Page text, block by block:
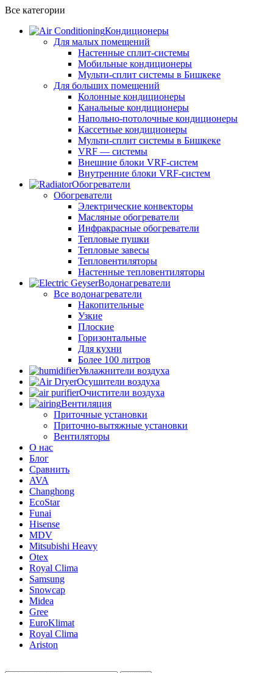
Все категории
Кондиционеры
Для малых помещений
Настенные сплит-системы
Мобильные кондиционеры
Мульти-сплит системы в Бишкеке
Для больших помещений
Колонные кондиционеры
Канальные кондиционеры
Напольно-потолочные кондиционеры
Кассетные кондиционеры
Мульти-сплит системы в Бишкеке
VRF — системы
Внешние блоки VRF-систем
Внутренние блоки VRF-систем
Обогреватели
Обогреватели
Электрические конвекторы
Масляные обогреватели
Инфракрасные обогреватели
Тепловые пушки
Тепловые завесы
Тепловентиляторы
Настенные тепловентиляторы
Водонагреватели
Все водонагреватели
Накопительные
Узкие
Плоские
Горизонтальные
Для кухни
Более 100 литров
Увлажнители воздуха
Осушители воздуха
Очистители воздуха
Вентиляция
Приточные установки
Приточно-вытяжные установки
Вентиляторы
О нас
Блог
Сравнить
AVA
Changhong
EcoStar
Funai
Hisense
MDV
Mitsubishi Heavy
Otex
Royal Clima
Samsung
Snowcap
Midea
Gree
EuroKlimat
Royal Clima
Ariston